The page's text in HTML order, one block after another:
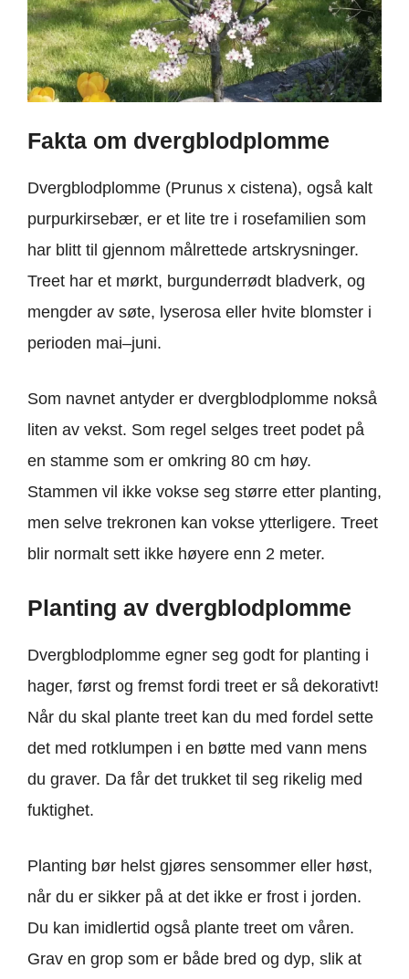
Fakta om dvergblodplomme
Dvergblodplomme (Prunus x cistena), også kalt
purpurkirsebær, er et lite tre i rosefamilien som
har blitt til gjennom målrettede artskrysninger.
Treet har et mørkt, burgunderrødt bladverk, og
mengder av søte, lyserosa eller hvite blomster i
perioden mai–juni.
Som navnet antyder er dvergblodplomme nokså
liten av vekst. Som regel selges treet podet på
en stamme som er omkring 80 cm høy.
Stammen vil ikke vokse seg større etter planting,
men selve trekronen kan vokse ytterligere. Treet
blir normalt sett ikke høyere enn 2 meter.
Planting av dvergblodplomme
Dvergblodplomme egner seg godt for planting i
hager, først og fremst fordi treet er så dekorativt!
Når du skal plante treet kan du med fordel sette
det med rotklumpen i en bøtte med vann mens
du graver. Da får det trukket til seg rikelig med
fuktighet.
Planting bør helst gjøres sensommer eller høst,
når du er sikker på at det ikke er frost i jorden.
Du kan imidlertid også plante treet om våren.
Grav en grop som er både bred og dyp, slik at